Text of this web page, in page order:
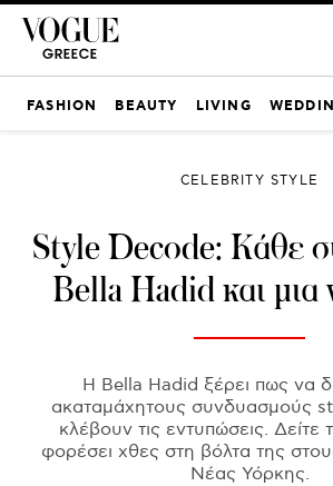
FASHION BEAUTY LIVING
CELEBRITY STYLE
Style Decode: Kάθε
Bella Hadid και μια
Η Bella Hadid ξέρει πως να
ακαταμάχητους συνδυασμούς
κλέβουν τις εντυπώσεις. Δείτε
φορέσει χθες στη βόλτα της
Νέας Υόρκης.